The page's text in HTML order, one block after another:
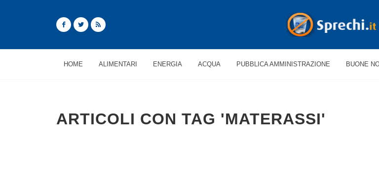
HOME ALIMENTARI ENERGIA ACQUA PUBBLICA AMMINISTRAZIONE BUONE
ARTICOLI CON TAG 'MATERASSI'